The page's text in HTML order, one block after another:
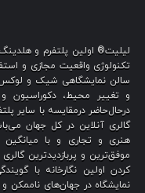
لیلیت® اولین پلتفرم و هلدینگ
تکنولوژی واقعیت مجازی و
سالن نمایشگاهی شیک و لوکس
و تغییر محیط، دکوراسیون
درحال‌حاضر درمقایسه با سایر
هنری و تجاری و با میانگین
موفق‌ترین و پربازدیدترین
کردن اولین نگارخانه با
نمایشگاه در جهان‌های ناممکن و